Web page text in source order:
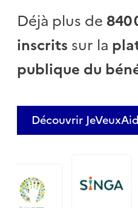
Déjà plus de840
inscrits sur la
publique du
Découvrir